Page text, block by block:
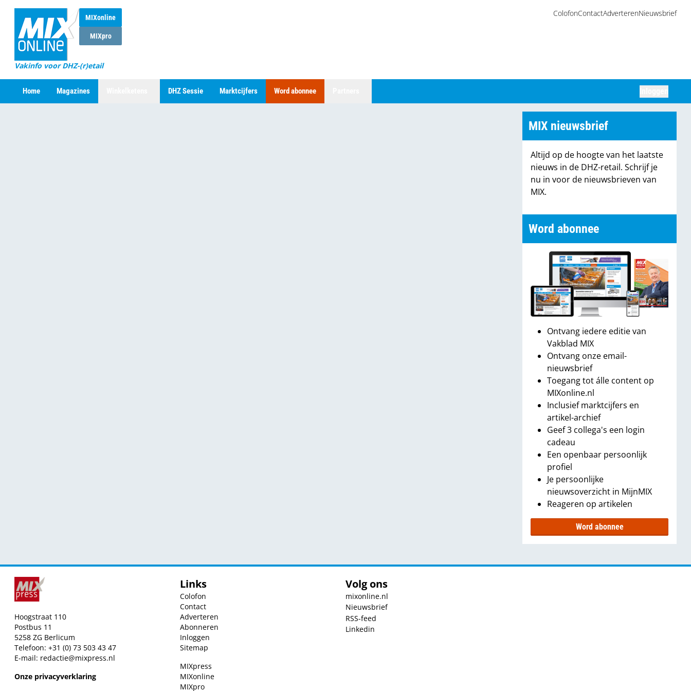
MIXonline
MIXpro
Vakinfo voor DHZ-(r)etail
ColofonContactAdverterenNieuwsbrief
Home Magazines DHZ Sessie Marktcijfers Word abonnee
MIX nieuwsbrief
Altijd op de hoogte van het laatste
nieuws in de DHZ-retail. Schrijf je
nu in voor de nieuwsbrieven van
MIX.
Word abonnee
Ontvang iedere editie van
Vakblad MIX
Ontvang onze email-
nieuwsbrief
Toegang tot álle content op
MIXonline.nl
Inclusief marktcijfers en
artikel-archief
Geef 3 collega's een login
cadeau
Een openbaar persoonlijk
profiel
Je persoonlijke
nieuwsoverzicht in MijnMIX
Reageren op artikelen
Word abonnee
Hoogstraat 110
Postbus 11
5258 ZG Berlicum
Telefoon: +31 (0) 73 503 43 47
E-mail: redactie@mixpress.nl
Onze privacyverklaring
Links
Colofon
Contact
Adverteren
Abonneren
Inloggen
Sitemap
MIXpress
MIXonline
MIXpro
Volg ons
mixonline.nl
Nieuwsbrief
RSS-feed
Linkedin